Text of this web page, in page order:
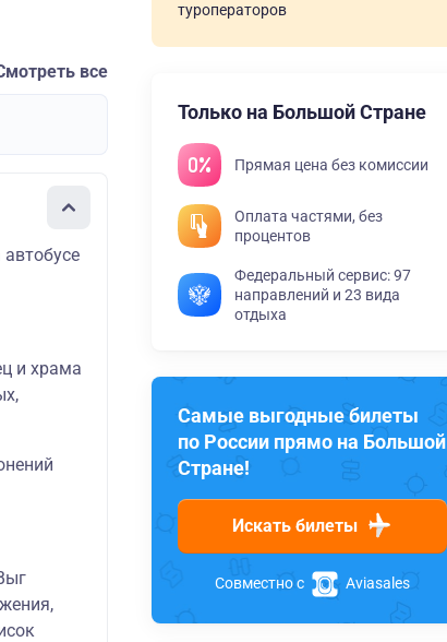
все
и храма
туроператоров
Только на Большой Стране
Прямая цена без комиссии
Оплата частями, без
процентов
Федеральный сервис: 97
направлений и 23 вида
отдыха
Самые выгодные билеты
по России прямо на Большой
Стране!
Искать билеты
Совместно с Aviasales